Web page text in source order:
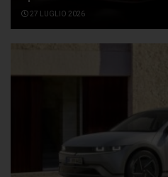
27 LUGLIO 2026